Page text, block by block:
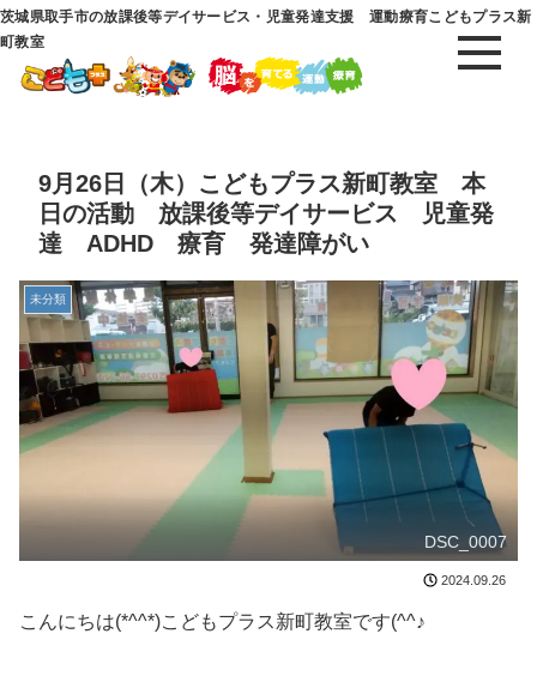
茨城県取手市の放課後等デイサービス・児童発達支援 運動療育こどもプラス新
町教室
9月26日（木）こどもプラス新町教室 本
日の活動 放課後等デイサービス 児童発
達 ADHD 療育 発達障がい
未分類
DSC_0007
2024.09.26
こんにちは(*^^*)こどもプラス新町教室です(^^♪